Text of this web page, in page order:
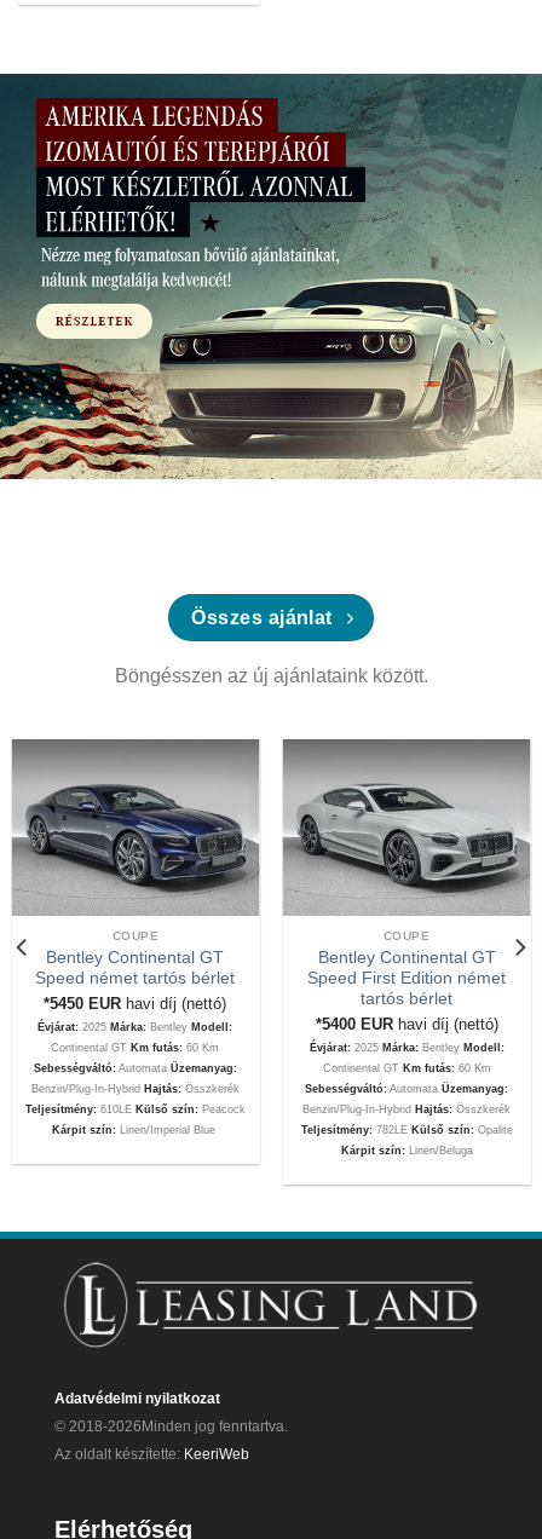
Összes ajánlat
Böngésszen az új ajánlataink között.
COUPE
Bentley Continental GT
Speed német tartós bérlet
*5450 EUR havi díj (nettó)
Évjárat: 2025 Márka: Bentley Modell:
Continental GT Km futás:60 Km
Sebességváltó:Automata Üzemanyag:
Benzin/Plug-In-Hybrid Hajtás:Összkerék
Teljesítmény:610LE Külső szín: Peacock
Kárpit szín:Linen/Imperial Blue
COUPE
Bentley Continental GT
Speed First Edition német
tartós bérlet
*5400 EUR havi díj (nettó)
Évjárat:2025 Márka:Bentley Modell:
Continental GT Km futás: 60 Km
Sebességváltó: AutomataÜzemanyag:
Benzin/Plug-In-Hybrid Hajtás: Összkerék
Teljesítmény:782LE Külső szín: Opalite
Kárpit szín:Linen/Beluga
Adatvédelmi nyilatkozat
© 2018-2026Minden jog fenntartva.
Az oldalt készítette: KeeriWeb
Elérhetőség